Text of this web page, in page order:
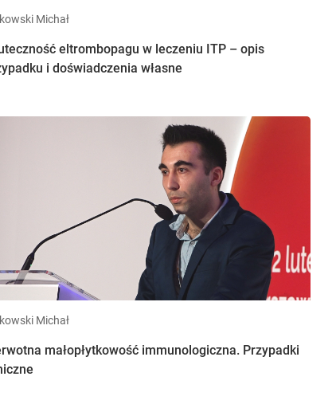
Michał
eltrombopagu w leczeniu ITP – opis
i doświadczenia własne
Michał
małopłytkowość immunologiczna. Przypadki